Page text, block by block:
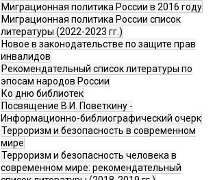
Миграционная политика России в 2016 году
Миграционная политика России список
литературы (2022-2023 гг.)
Новое в законодательстве по защите прав
инвалидов
Рекомендательный список литературы по
эпосам народов России
Ко дню библиотек
Посвящение В.И. Поветкину -
Информационно-библиографический очерк
Терроризм и безопасность в современном
мире
Терроризм и безопасность человека в
современном мире: рекомендательный